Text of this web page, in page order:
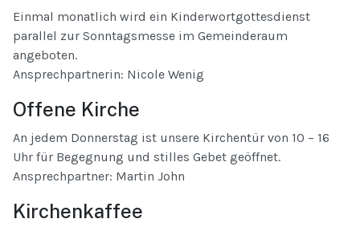
Einmal monatlich wird ein Kinderwortgottesdienst
parallel zur Sonntagsmesse im Gemeinderaum
angeboten.
Ansprechpartnerin: Nicole Wenig
Offene Kirche
An jedem Donnerstag ist unsere Kirchentür von 10 – 16
Uhr für Begegnung und stilles Gebet geöffnet.
Ansprechpartner: Martin John
Kirchenkaffee